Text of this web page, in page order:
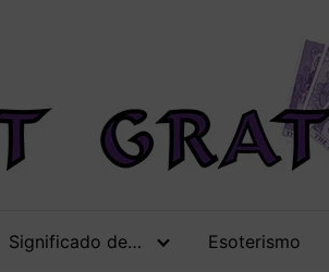
Significado de… Esoterismo